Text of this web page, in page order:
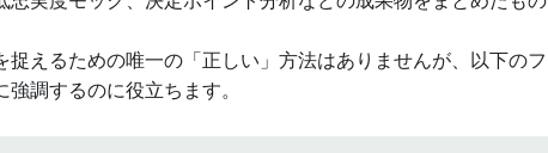
捉えるための唯一の「正しい」方法はありませんが、以下の
強調するのに役立ちます。